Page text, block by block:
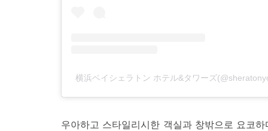
横浜ベイシェラトン ホテル&タワーズ
우아하고 스타일리시한 객실과 창밖으로 요코